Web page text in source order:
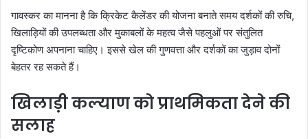
गावस्कर का मानना है कि क्रिकेट कैलेंडर की योजना बनाते समय दर्शकों की रुचि,
खिलाड़ियों की उपलब्धता और मुकाबलों के महत्व जैसे पहलुओं पर संतुलित
दृष्टिकोण अपनाना चाहिए। इससे खेल की गुणवत्ता और दर्शकों का जुड़ाव दोनों
बेहतर रह सकते हैं।
खिलाड़ी कल्याण को प्राथमिकता देने की
सलाह